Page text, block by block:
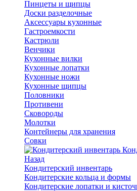
Пинцеты и щипцы
Доски разделочные
Аксессуары кухонные
Гастроемкости
Кастрюли
Венчики
Кухонные вилки
Кухонные лопатки
Кухонные ножи
Кухонные щипцы
Половники
Противени
Сковороды
Молотки
Контейнеры для хранения
Совки
Назад
Кондитерский инвентарь
Кондитерские кольца и формы
Кондитерские лопатки и